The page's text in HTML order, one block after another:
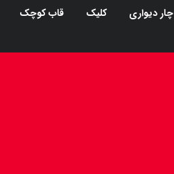
چار دیواری کلیک
قاب کوچک